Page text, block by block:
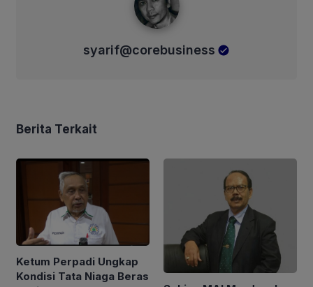
syarif@corebusiness
Berita Terkait
Ketum Perpadi Ungkap
Kondisi Tata Niaga Beras